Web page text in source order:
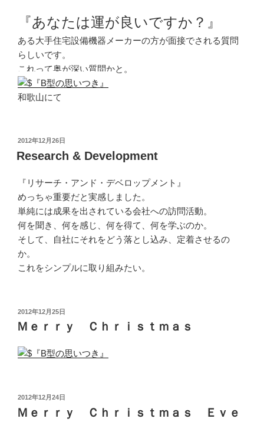
『あなたは運が良いですか？』
ある大手住宅設備機器メーカーの方が面接でされる質問
らしいです。
これって奥が深い質問かと。
和歌山にて
投
稿
日:
2012年12月26日
Research & Development
『リサーチ・アンド・デベロップメント』
めっちゃ重要だと実感しました。
単純には成果を出されている会社への訪問活動。
何を聞き、何を感じ、何を得て、何を学ぶのか。
そして、自社にそれをどう落とし込み、定着させるの
か。
これをシンプルに取り組みたい。
投
稿
日:
2012年12月25日
Ｍｅｒｒｙ Ｃｈｒｉｓｔｍａｓ
投
稿
日:
2012年12月24日
Ｍｅｒｒｙ Ｃｈｒｉｓｔｍａｓ Ｅｖｅ